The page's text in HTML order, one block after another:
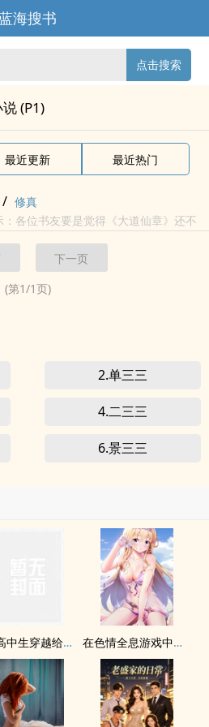
海搜书
点击搜索
(P1)
最近更新 最近热门
/ 修真
各位书友要是觉得《大道仙章》还不
微博里的朋友推荐哦！
下一页
(第1/1页)
2.单三三
4.二三三
6.景三三
倒霉高中生穿越给龙傲天做老婆 在色情全息游戏中直播被肏（高H）